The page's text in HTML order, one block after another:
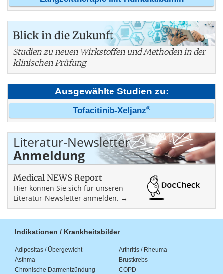
Blick in die Zukunft
Studien zu neuen Wirkstoffen und Methoden in der
klinischen Prüfung
Ausgewählte Studien zu:
Tofacitinib-Xeljanz®
Literatur-Newsletter
Anmeldung
Medical NEWS Report
Hier können Sie sich für unseren
Literatur-Newsletter anmelden. →
Indikationen / Krankheitsbilder
Adipositas / Übergewicht
Arthritis / Rheuma
Asthma
Brustkrebs
Chronische Darmentzündung
COPD